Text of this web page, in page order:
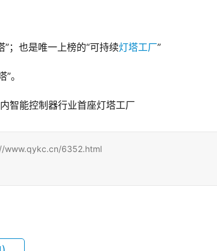
；也是唯一上榜的“可持续灯塔工厂”
。
智能控制器行业首座灯塔工厂
www.qykc.cn/6352.html